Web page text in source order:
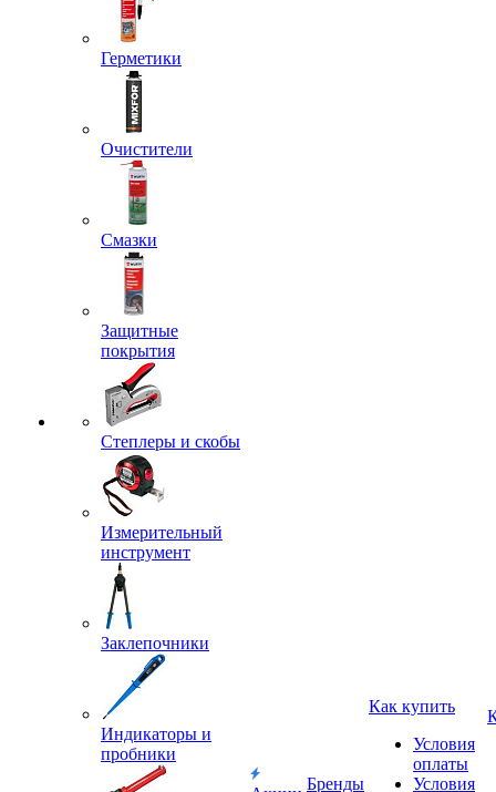
Герметики
Очистители
Смазки
Защитные
покрытия
Степлеры и скобы
Измерительный
инструмент
Заклепочники
Индикаторы и
пробники
Бренды
Как купить
Условия
оплаты
Условия